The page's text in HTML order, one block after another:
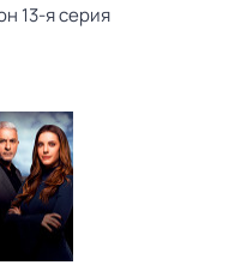
13-я серия